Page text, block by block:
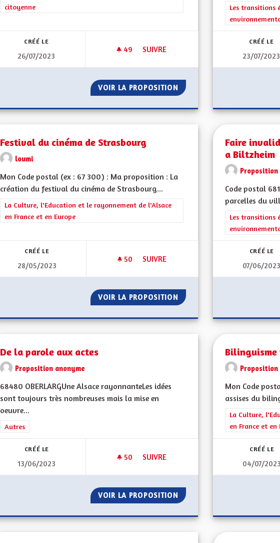
citoyenne
CRÉÉ LE
26/07/2023
49 49 ABONNÉS
SUIVRE
VOIR LA PROPOSITION MÉDECINS DOMAINE
Filtrer les
Les transitions
CRÉÉ LE
23/07/2023
Festival du cinéma de Strasbourg
loumi
Mon Code postal (ex : 67 300) : Ma proposition : La
création du festival du cinéma de Strasbourg...
Filtrer les résultats de la catégorie : La Culture, l'Education et le rayonnement de
La Culture, l'Education et le rayonnement de l'Alsace
en France et en Europe
CRÉÉ LE
28/05/2023
50 50 ABONNÉS
SUIVRE
FESTIVAL DU CINÉMA DE STRASBOURG
VOIR LA PROPOSITION FESTIVAL DU CINÉMA DE
Faire
a Biltzheim
Proposition
Code postal
parcelles du
Filtrer les
Les transitions
CRÉÉ LE
07/06/2023
De la parole aux actes
Proposition anonyme
68480 OBERLARGUne Alsace rayonnanteLes idées
sont toujours très nombreuses mais la mise en
oeuvre...
Filtrer les résultats de la catégorie : Autres
Autres
CRÉÉ LE
13/06/2023
50 50 ABONNÉS
SUIVRE
VOIR LA PROPOSITION DE LA PAROLE AUX ACTES
Proposition
Mon Code
assises du
Filtrer les
La Culture,
en France et en
CRÉÉ LE
04/07/2023